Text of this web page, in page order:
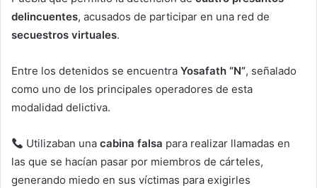
delincuentes, acusados de participar en una red de
secuestros virtuales.
Entre los detenidos se encuentra Yosafath “N”, señalado
como uno de los principales operadores de esta
modalidad delictiva.
Utilizaban unacabina falsa para realizar llamadas en
las que se hacían pasar por miembros de cárteles,
generando miedo en sus víctimas para exigirles